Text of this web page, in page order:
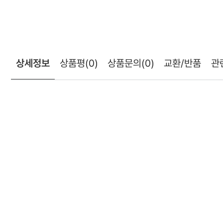
상세정보 상품평(0) 상품문의(0) 교환/반품 관